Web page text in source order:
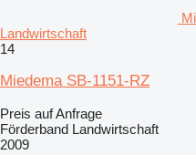
Landwirtschaft
14
Miedema SB-1151-RZ
Preis auf Anfrage
Förderband Landwirtschaft
2009